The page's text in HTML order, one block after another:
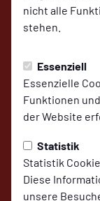
nicht alle
stehen.
Essenziell
Essenzielle
Funktionen
der Website
Statistik
Statistik
Diese
unsere